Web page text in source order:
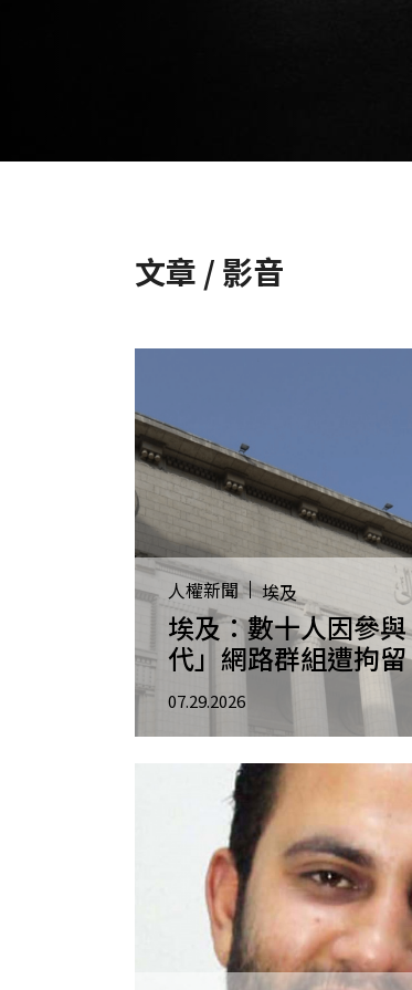
文章 / 影音
人權新聞 埃及
埃及：數十人因參
代」網路群組遭拘
應立即釋放相關人士
07.29.2026